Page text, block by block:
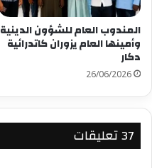
المندوب العام للشؤون الدينية
وأمينها العام يزوران كاتدرائية
دكار
26/06/2026
‫37 تعليقات